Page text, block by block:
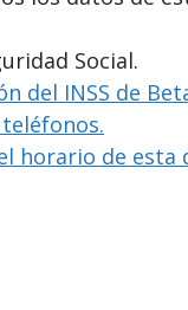
Social.
del INSS de
horario de esta